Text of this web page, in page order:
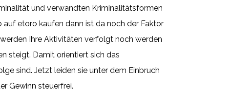
und verwandten Kriminalitätsformen
etoro kaufen dann ist da noch der Faktor
Ihre Aktivitäten verfolgt noch werden
steigt. Damit orientiert sich das
sind. Jetzt leiden sie unter dem Einbruch
Gewinn steuerfrei.